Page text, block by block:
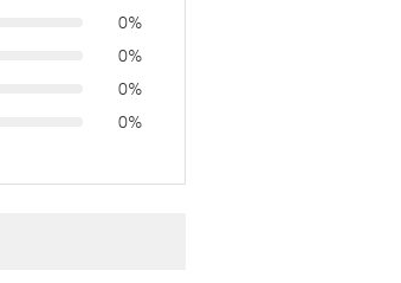
0%
0%
0%
0%